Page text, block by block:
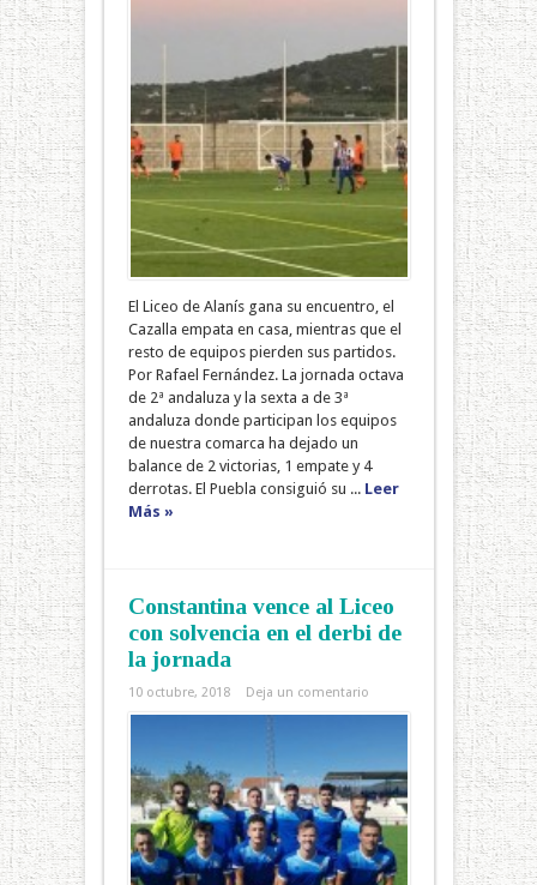
El Liceo de Alanís gana su encuentro, el
Cazalla empata en casa, mientras que el
resto de equipos pierden sus partidos.
Por Rafael Fernández. La jornada octava
de 2ª andaluza y la sexta a de 3ª
andaluza donde participan los equipos
de nuestra comarca ha dejado un
balance de 2 victorias, 1 empate y 4
derrotas. El Puebla consiguió su ... Leer
Más »
Constantina vence al Liceo
con solvencia en el derbi de
la jornada
10 octubre, 2018 Deja un comentario